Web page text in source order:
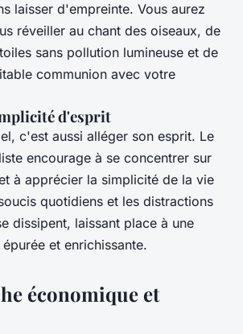
laisser d'empreinte. Vous aurez
réveiller au chant des oiseaux, de
sans pollution lumineuse et de
communion avec votre
d'esprit
c'est aussi alléger son esprit. Le
encourage à se concentrer sur
à apprécier la simplicité de la vie
quotidiens et les distractions
dissipent, laissant place à une
épurée et enrichissante.
économique et